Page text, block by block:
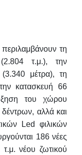
τη
τ.μ.), την
(3.340 μέτρα), τη
κατασκευή 66
του χώρου
αλλά και
Led
φιλικών
186 νέες
νέου ζωτικού